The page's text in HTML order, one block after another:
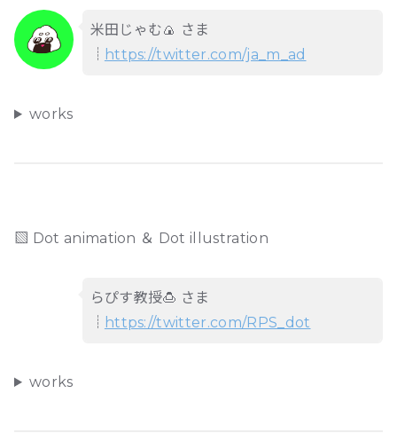
米田じゃむ🍙 さま
┊ https://twitter.com/ja_m_ad
works
▧ Dot animation ＆ Dot illustration
らぴす教授🍮 さま
┊ https://twitter.com/RPS_dot
works